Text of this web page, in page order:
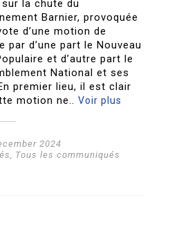
sur la chute du
Barnier, provoquée
d’une motion de
par d’une part le Nouveau
et d’autre part le
National et ses
premier lieu, il est clair
motion ne..Voir plus
2024
, Tous les communiqués